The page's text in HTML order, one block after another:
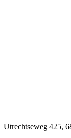
Utrechtseweg 425,